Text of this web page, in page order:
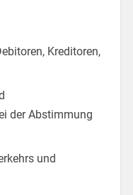
Kreditoren,
der Abstimmung
und